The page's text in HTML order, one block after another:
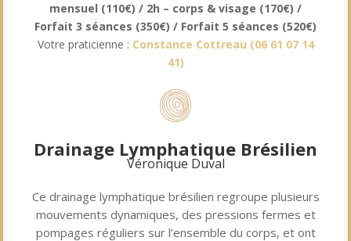
mensuel (110€) / 2h – corps & visage (170€) /
Forfait 3 séances (350€) / Forfait 5 séances (520€)
Votre praticienne : Constance Cottreau (06 61 07 14
41)
Drainage Lymphatique Brésilien
Véronique Duval
Ce drainage lymphatique brésilien regroupe plusieurs
mouvements dynamiques, des pressions fermes et
pompages réguliers sur l’ensemble du corps, et ont